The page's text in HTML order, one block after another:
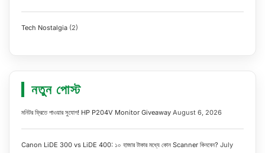
Tech Nostalgia (2)
নতুন পোস্ট
মনিটর ফ্রিতে পাওয়ার সুযোগ! HP P204V Monitor Giveaway August 6, 2026
Canon LiDE 300 vs LiDE 400: ১০ হাজার টাকার মধ্যে কোন Scanner কিনবেন? July